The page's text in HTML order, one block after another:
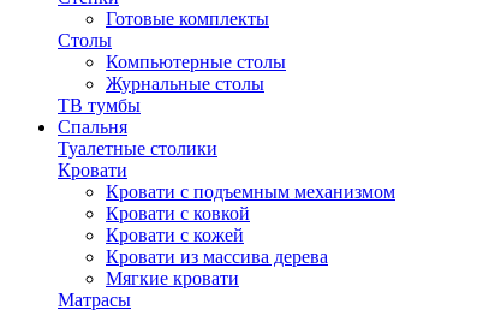
Готовые комплекты
Столы
Компьютерные столы
Журнальные столы
ТВ тумбы
Спальня
Туалетные столики
Кровати
Кровати с подъемным механизмом
Кровати с ковкой
Кровати с кожей
Кровати из массива дерева
Мягкие кровати
Матрасы